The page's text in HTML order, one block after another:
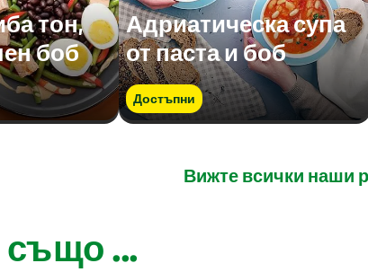
тон,
боб
Адриатическа супа
от паста и боб
Достъпни
Вижте всички наши
също ...